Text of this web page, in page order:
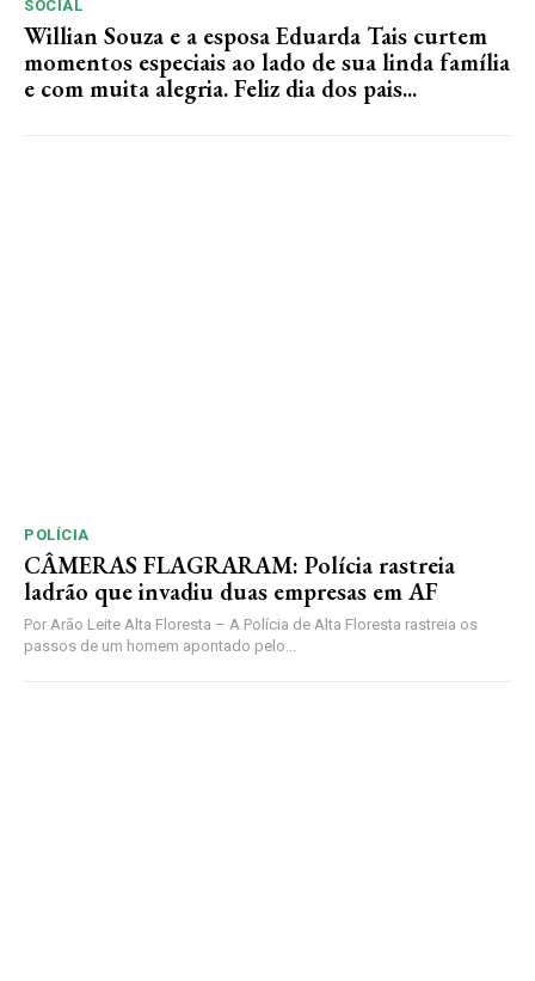
SOCIAL
Willian Souza e a esposa Eduarda Tais curtem
momentos especiais ao lado de sua linda família
e com muita alegria. Feliz dia dos pais...
POLÍCIA
CÂMERAS FLAGRARAM: Polícia rastreia
ladrão que invadiu duas empresas em AF
Por Arão Leite Alta Floresta – A Polícia de Alta Floresta rastreia os
passos de um homem apontado pelo...